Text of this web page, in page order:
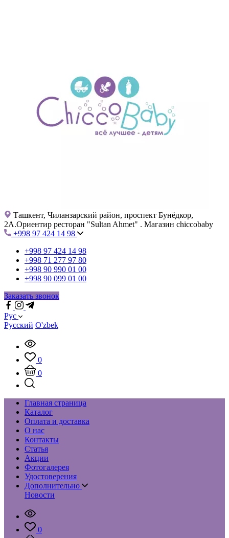
Ташкент, Чиланзарский район, проспект Бунёдкор,
2А.Ориентир ресторан "Sultan Ahmet" . Магазин chiccobaby
+998 97 424 14 98
+998 97 424 14 98
+998 71 277 97 80
+998 90 990 01 00
+998 90 099 01 00
Заказать звонок
Рус
Русский O'zbek
0
0
Главная страница
Каталог
Оплата и доставка
О нас
Контакты
Статья
Акции
Фотогалерея
Удостоверения
Дополнительно
Новости
0